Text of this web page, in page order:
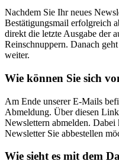
Nachdem Sie Ihr neues
Bestätigungsmail erfolgreich
direkt die letzte Ausgabe der
Reinschnuppern. Danach
weiter.
Wie können Sie sich
Am Ende unserer E-Mails
Abmeldung. Über diesen
Newslettern abmelden. Dabei
Newsletter Sie abbestellen
Wie sieht es mit dem